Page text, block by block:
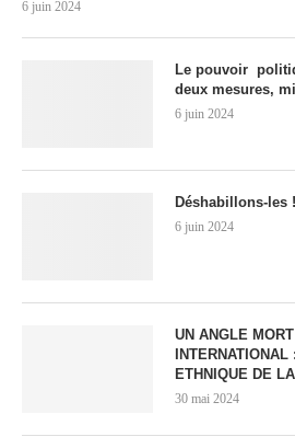
6 juin 2024
Le pouvoir
deux mesures,
6 juin 2024
Déshabillons-les !
6 juin 2024
UN ANGLE
INTERNATIONAL
ETHNIQUE DE
30 mai 2024